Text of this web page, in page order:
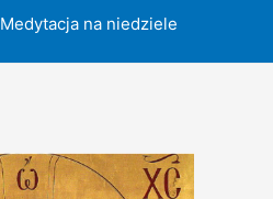
Medytacja na niedziele